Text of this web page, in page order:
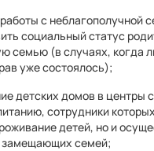
с неблагополучной
социальный статус
семью (в случаях, когда
уже состоялось);
детских домов в центры
сотрудники
детей, но и
семей;